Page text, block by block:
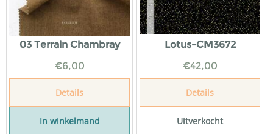
03 Terrain Chambray
€6,00
Details
In winkelmand
Lotus-CM3672
€42,00
Details
Uitverkocht